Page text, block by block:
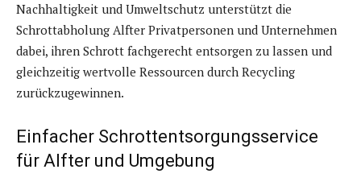
Nachhaltigkeit und Umweltschutz unterstützt die
Schrottabholung Alfter Privatpersonen und Unternehmen
dabei, ihren Schrott fachgerecht entsorgen zu lassen und
gleichzeitig wertvolle Ressourcen durch Recycling
zurückzugewinnen.
Einfacher Schrottentsorgungsservice
für Alfter und Umgebung